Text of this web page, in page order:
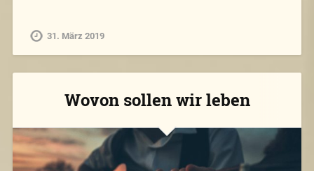
31. März 2019
Wovon sollen wir leben